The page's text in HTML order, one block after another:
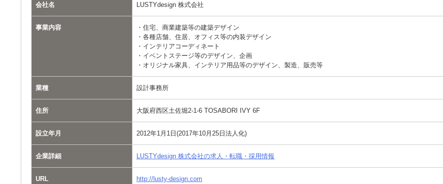
会社名 LUSTYdesign 株式会社
事業内容
・住宅、商業建築等の建築デザイン
・各種店舗、住居、オフィス等の内装デザイン
・インテリアコーディネート
・イベントステージ等のデザイン、企画
・オリジナル家具、インテリア用品等のデザイン、製造、販売等
業種 設計事務所
住所 大阪府西区土佐堀2-1-6 TOSABORI IVY 6F
設立年月 2012年1月1日(2017年10月25日法人化)
企業詳細 LUSTYdesign 株式会社の求人・転職・採用情報
URL http://lusty-design.com